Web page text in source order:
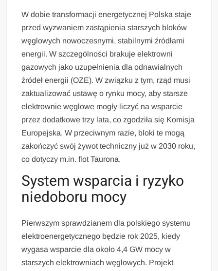
W dobie transformacji energetycznej Polska staje
przed wyzwaniem zastąpienia starszych bloków
węglowych nowoczesnymi, stabilnymi źródłami
energii. W szczególności brakuje elektrowni
gazowych jako uzupełnienia dla odnawialnych
źródeł energii (OZE). W związku z tym, rząd musi
zaktualizować ustawę o rynku mocy, aby starsze
elektrownie węglowe mogły liczyć na wsparcie
przez dodatkowe trzy lata, co zgodziła się Komisja
Europejska. W przeciwnym razie, bloki te mogą
zakończyć swój żywot techniczny już w 2030 roku,
co dotyczy m.in. flot Taurona.
System wsparcia i ryzyko
niedoboru mocy
Pierwszym sprawdzianem dla polskiego systemu
elektroenergetycznego będzie rok 2025, kiedy
wygasa wsparcie dla około 4,4 GW mocy w
starszych elektrowniach węglowych. Projekt